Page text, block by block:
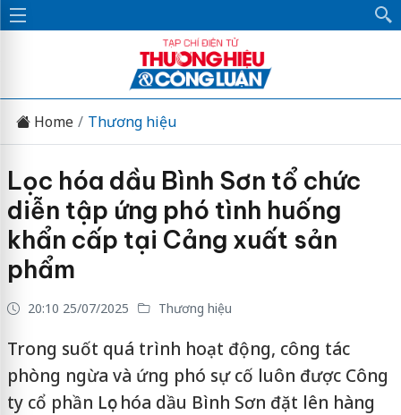
Home Thương hiệu
Lọc hóa dầu Bình Sơn tổ chức
diễn tập ứng phó tình huống
khẩn cấp tại Cảng xuất sản
phẩm
20:10 25/07/2025 Thương hiệu
Trong suốt quá trình hoạt động, công tác
phòng ngừa và ứng phó sự cố luôn được Công
ty cổ phần Lọc hóa dầu Bình Sơn đặt lên hàng